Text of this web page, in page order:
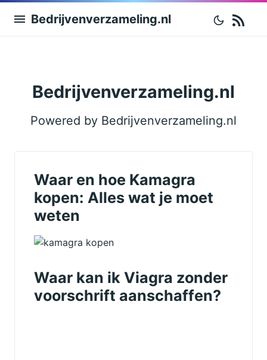
Bedrijvenverzameling.nl
Bedrijvenverzameling.nl
Powered by Bedrijvenverzameling.nl
Waar en hoe Kamagra
kopen: Alles wat je moet
weten
Waar kan ik Viagra zonder
voorschrift aanschaffen?